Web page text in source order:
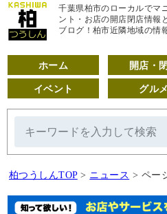
千葉県柏市のローカルでマ
ント・お店の開店閉店情報
ブログ！柏市近隣地域の情
ホーム 開店・
イベント グルメ
柏つうしんTOP > ニュース > ペー